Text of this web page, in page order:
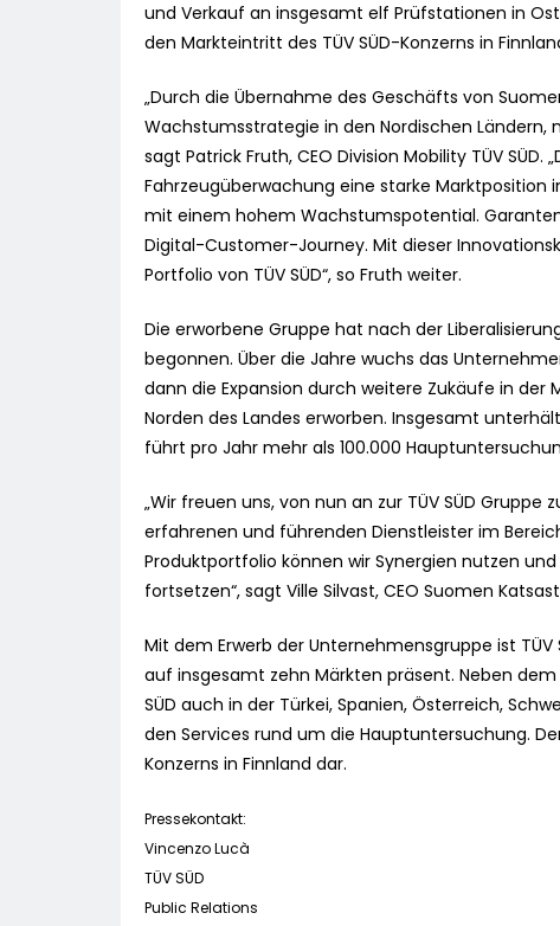
und Verkauf an insgesamt elf Prüfstationen in
den Markteintritt des TÜV SÜD-Konzerns in
„Durch die Übernahme des Geschäfts von
Wachstumsstrategie in den Nordischen Ländern,
sagt Patrick Fruth, CEO Division Mobility TÜV
Fahrzeugüberwachung eine starke Marktposition
mit einem hohem Wachstumspotential.
Digital-Customer-Journey. Mit dieser
Portfolio von TÜV SÜD“, so Fruth weiter.
Die erworbene Gruppe hat nach der
begonnen. Über die Jahre wuchs das
dann die Expansion durch weitere Zukäufe in der
Norden des Landes erworben. Insgesamt
führt pro Jahr mehr als 100.000
„Wir freuen uns, von nun an zur TÜV SÜD Gruppe
erfahrenen und führenden Dienstleister im
Produktportfolio können wir Synergien nutzen
fortsetzen“, sagt Ville Silvast, CEO Suomen
Mit dem Erwerb der Unternehmensgruppe ist
auf insgesamt zehn Märkten präsent. Neben
SÜD auch in der Türkei, Spanien, Österreich,
den Services rund um die Hauptuntersuchung.
Konzerns in Finnland dar.
Pressekontakt:
Vincenzo Lucà
TÜV SÜD
Public Relations